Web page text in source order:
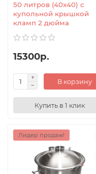
50 литров (40x40) с
купольной крышкой
кламп 2 дюйма
15300р.
В корзину
Купить в 1 клик
Лидер продаж!